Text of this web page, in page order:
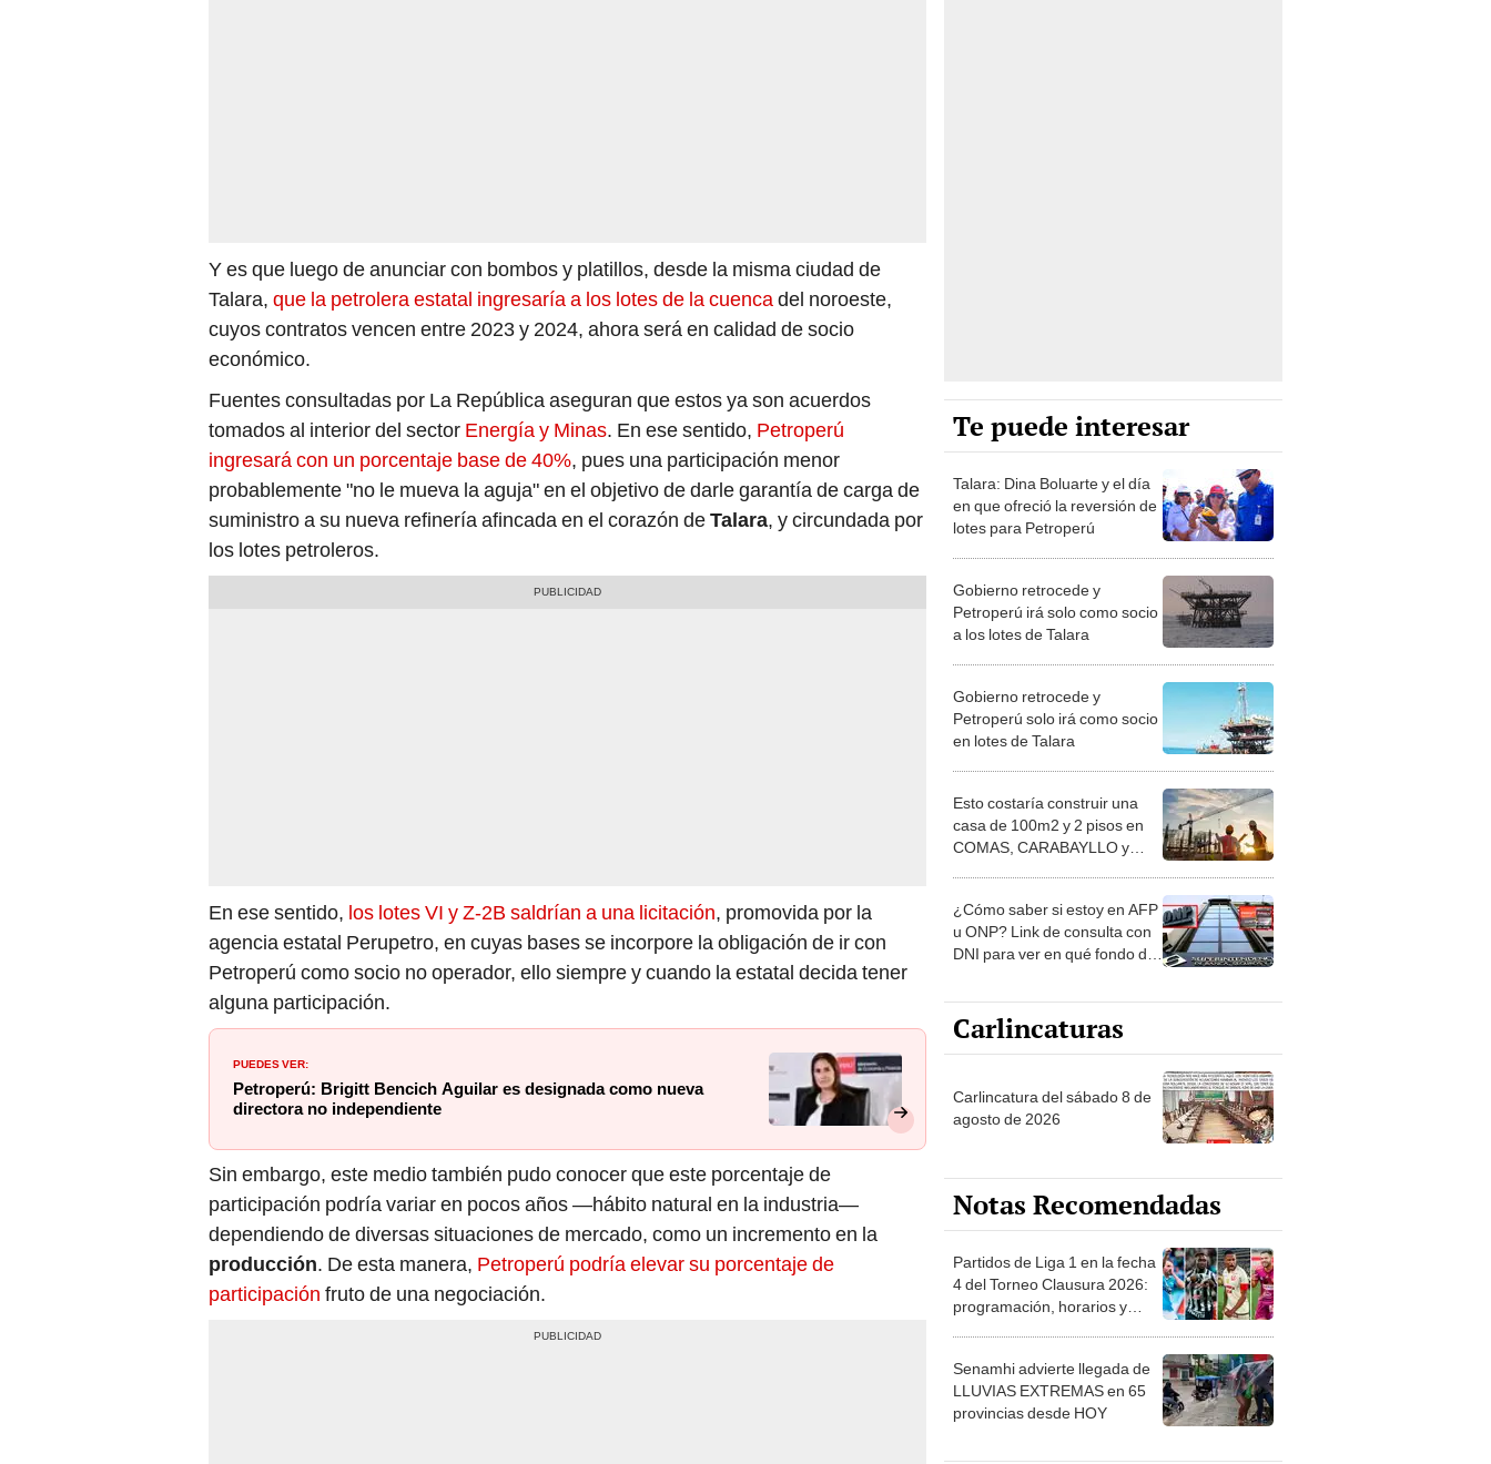
Y es que luego de anunciar con bombos y platillos, desde la misma ciudad de
Talara, que la petrolera estatal ingresaría a los lotes de la cuencadel noroeste,
cuyos contratos vencen entre 2023 y 2024, ahora será en calidad de socio
económico.
Fuentes consultadas por La República aseguran que estos ya son acuerdos
tomados al interior del sector Energía y Minas. En ese sentido, Petroperú
ingresará con un porcentaje base de 40%, pues una participación menor
probablemente "no le mueva la aguja" en el objetivo de darle garantía de carga de
suministro a su nueva refinería afincada en el corazón deTalara, y circundada por
los lotes petroleros.
En ese sentido, los lotes VI y Z-2B saldrían a una licitación, promovida por la
agencia estatal Perupetro, en cuyas bases se incorpore la obligación de ir con
Petroperú como socio no operador, ello siempre y cuando la estatal decida tener
alguna participación.
PUEDES VER:
Petroperú: Brigitt Bencich Aguilar es designada como nueva
directora no independiente
Sin embargo, este medio también pudo conocer que este porcentaje de
participación podría variar en pocos años —hábito natural en la industria—
dependiendo de diversas situaciones de mercado, como un incremento en la
producción. De esta manera, Petroperú podría elevar su porcentaje de
participación fruto de una negociación.
Te puede interesar
Talara: Dina Boluarte y el día
en que ofreció la reversión de
lotes para Petroperú
Gobierno retrocede y
Petroperú irá solo como socio
a los lotes de Talara
Gobierno retrocede y
Petroperú solo irá como socio
en lotes de Talara
Esto costaría construir una
casa de 100m2 y 2 pisos en
COMAS, CARABAYLLO y
¿Cómo saber si estoy en AFP
u ONP? Link de consulta con
DNI para ver en qué fondo de
Carlincaturas
Carlincatura del sábado 8 de
agosto de 2026
Notas Recomendadas
Partidos de Liga 1 en la fecha
4 del Torneo Clausura 2026:
programación, horarios y
Senamhi advierte llegada de
LLUVIAS EXTREMAS en 65
provincias desde HOY